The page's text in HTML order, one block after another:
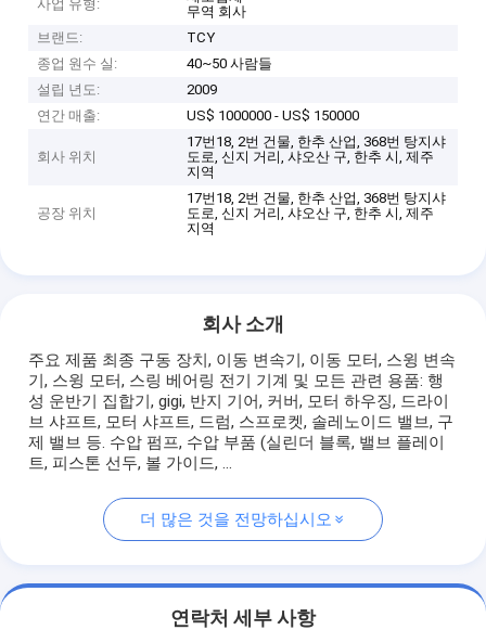
사업 유형:
무역 회사
브랜드:
TCY
종업 원수 실:
40~50 사람들
설립 년도:
2009
연간 매출:
US$ 1000000 - US$ 150000
회사 위치
17번18, 2번 건물, 한추 산업, 368번 탕지샤
도로, 신지 거리, 샤오산 구, 한추 시, 제주
지역
공장 위치
17번18, 2번 건물, 한추 산업, 368번 탕지샤
도로, 신지 거리, 샤오산 구, 한추 시, 제주
지역
회사 소개
주요 제품 최종 구동 장치, 이동 변속기, 이동 모터, 스윙 변속
기, 스윙 모터, 스링 베어링 전기 기계 및 모든 관련 용품: 행
성 운반기 집합기, gigi, 반지 기어, 커버, 모터 하우징, 드라이
브 샤프트, 모터 샤프트, 드럼, 스프로켓, 솔레노이드 밸브, 구
제 밸브 등. 수압 펌프, 수압 부품 (실린더 블록, 밸브 플레이
트, 피스톤 선두, 볼 가이드, ...
더 많은 것을 전망하십시오
연락처 세부 사항